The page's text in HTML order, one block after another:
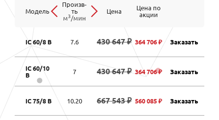
Модель
Произв-
ть
м3/мин
Цена
Цена по
акции
IC 60/8 B 7.6 430 647 ₽ 364 706 ₽ Заказать
IC 60/10
B
7 430 647 ₽ 364 706 ₽ Заказать
IC 75/8 B 10.20 667 543 ₽ 560 085 ₽ Заказать